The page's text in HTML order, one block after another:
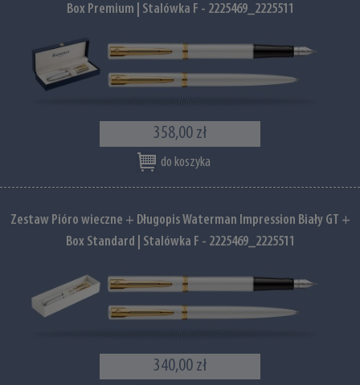
Box Premium | Stalówka F - 2225469_2225511
358,00 zł
do koszyka
Zestaw Pióro wieczne + Długopis Waterman Impression Biały GT +
Box Standard | Stalówka F - 2225469_2225511
340,00 zł